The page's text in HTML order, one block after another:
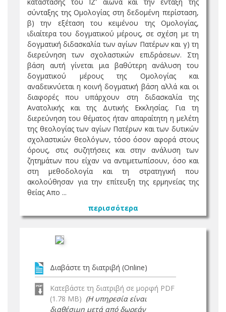
σύνταξης της Ομολογίας στη δεδομένη περίσταση,
β) την εξέταση του κειμένου της Ομολογίας,
ιδιαίτερα του δογματικού μέρους, σε σχέση με τη
δογματική διδασκαλία των αγίων Πατέρων και γ) τη
διερεύνηση των σχολαστικών επιδράσεων. Στη
βάση αυτή γίνεται μια βαθύτερη ανάλυση του
δογματικού μέρους της Ομολογίας και
αναδεικνύεται η κοινή δογματική βάση αλλά και οι
διαφορές που υπάρχουν στη διδασκαλία της
Ανατολικής και της Δυτικής Εκκλησίας. Για τη
διερεύνηση του θέματος ήταν απαραίτητη η μελέτη
της θεολογίας των αγίων Πατέρων και των δυτικών
σχολαστικών θεολόγων, τόσο όσον αφορά στους
όρους, στις συζητήσεις και στην ανάλυση των
ζητημάτων που είχαν να αντιμετωπίσουν, όσο και
στη μεθοδολογία και τη στρατηγική που
ακολούθησαν για την επίτευξη της ερμηνείας της
θείας Απο ...
περισσότερα
Διαβάστε τη διατριβή (Online)
Κατεβάστε τη διατριβή σε μορφή PDF
(1.78 MB) (Η υπηρεσία είναι
διαθέσιμη μετά από δωρεάν